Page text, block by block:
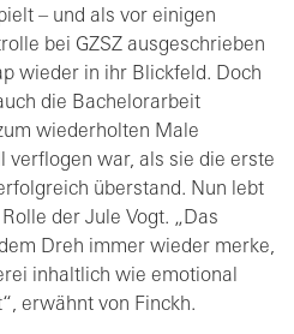
– und als vor einigen
bei GZSZ ausgeschrieben
wieder in ihr Blickfeld. Doch
die Bachelorarbeit
wiederholten Male
verflogen war, als sie die erste
überstand. Nun lebt
der Jule Vogt. „Das
Dreh immer wieder merke,
inhaltlich wie emotional
erwähnt von Finckh.